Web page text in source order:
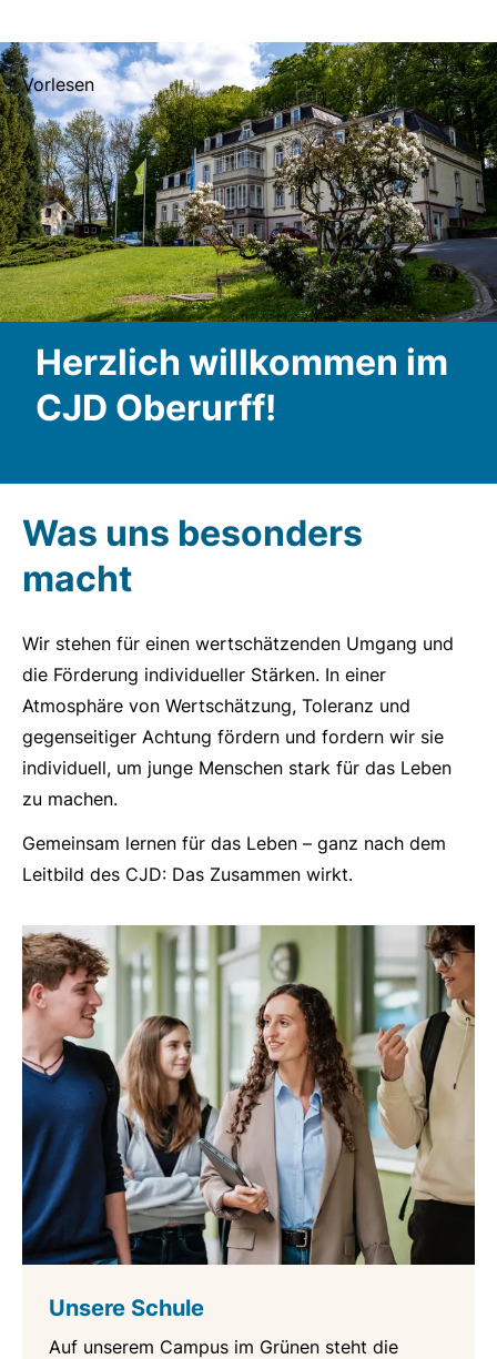
Vorlesen
Herzlich willkommen im
CJD Oberurff!
Was uns besonders
macht
Wir stehen für einen wertschätzenden Umgang und
die Förderung individueller Stärken. In einer
Atmosphäre von Wertschätzung, Toleranz und
gegenseitiger Achtung fördern und fordern wir sie
individuell, um junge Menschen stark für das Leben
zu machen.
Gemeinsam lernen für das Leben – ganz nach dem
Leitbild des CJD: Das Zusammen wirkt.
Unsere Schule
Auf unserem Campus im Grünen steht die